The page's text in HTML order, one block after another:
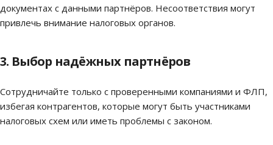
документах с данными партнёров. Несоответствия могут
привлечь внимание налоговых органов.
3. Выбор надёжных партнёров
Сотрудничайте только с проверенными компаниями и ФЛП,
избегая контрагентов, которые могут быть участниками
налоговых схем или иметь проблемы с законом.